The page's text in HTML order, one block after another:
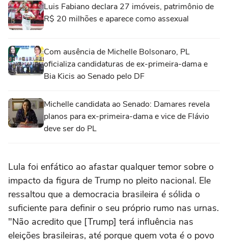
Luis Fabiano declara 27 imóveis, patrimônio de
R$ 20 milhões e aparece como assexual
Com ausência de Michelle Bolsonaro, PL
oficializa candidaturas de ex-primeira-dama e
Bia Kicis ao Senado pelo DF
Michelle candidata ao Senado: Damares revela
planos para ex-primeira-dama e vice de Flávio
deve ser do PL
Lula foi enfático ao afastar qualquer temor sobre o
impacto da figura de Trump no pleito nacional. Ele
ressaltou que a democracia brasileira é sólida o
suficiente para definir o seu próprio rumo nas urnas.
"Não acredito que [Trump] terá influência nas
eleições brasileiras, até porque quem vota é o povo